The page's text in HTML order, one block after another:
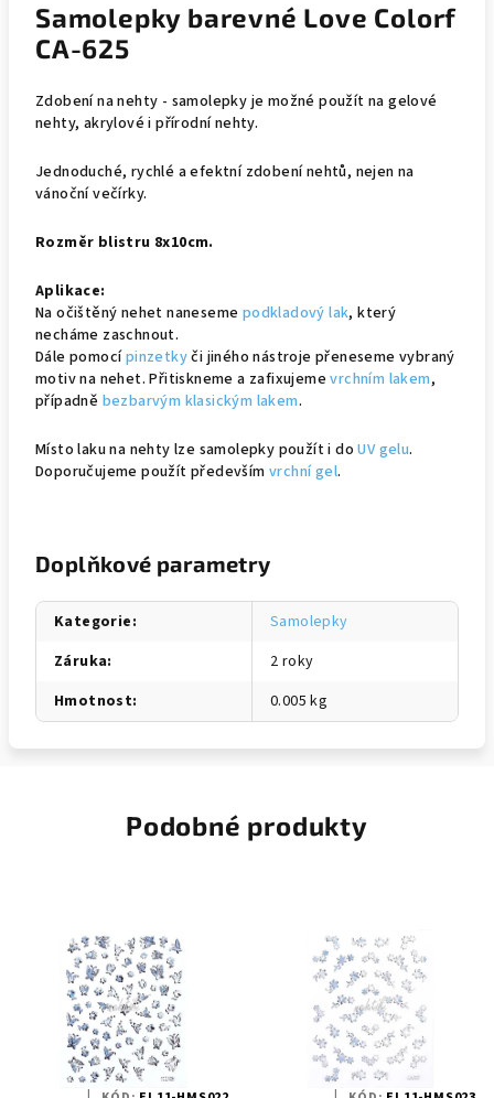
Samolepky barevné Love Colorf
CA-625
Zdobení na nehty - samolepky je možné použít na gelové
nehty, akrylové i přírodní nehty.
Jednoduché, rychlé a efektní zdobení nehtů, nejen na
vánoční večírky.
Rozměr blistru 8x10cm.
Aplikace:
Na očištěný nehet naneseme podkladový lak, který
necháme zaschnout.
Dále pomocípinzetkyči jiného nástroje přeneseme vybraný
motiv na nehet. Přitiskneme a zafixujemevrchním lakem,
případně bezbarvým klasickým lakem.
Místo laku na nehty lze samolepky použít i doUV gelu.
Doporučujeme použít především vrchní gel.
Doplňkové parametry
Kategorie:
Samolepky
Záruka:
2 roky
Hmotnost: 0.005 kg
Podobné produkty